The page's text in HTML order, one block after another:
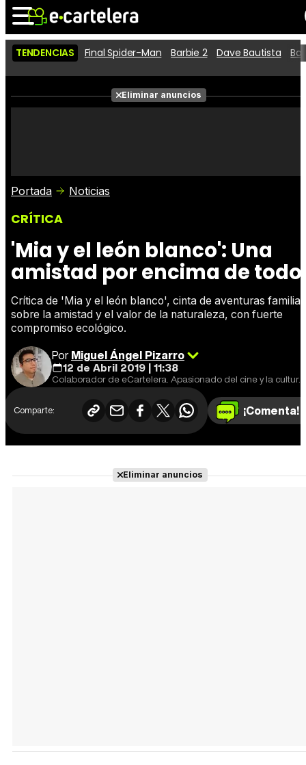
Noticias Cartelera
Películas
Críticas
TENDENCIAS Final Spider-Man Barbie 2 Dave Bautista
Eliminar anuncios
Portada Noticias
CRÍTICA
'Mia y el león blanco': Una
amistad por encima de todo
Crítica de 'Mia y el león blanco', cinta de aventuras familiar
sobre la amistad y el valor de la naturaleza, con fuerte
compromiso ecológico.
PorMiguel Ángel Pizarro
12 de Abril 2019 | 11:38
Colaborador de eCartelera. Apasionado del cine y la cultura en general. Cine europeo y de animación, mi especialidad.
Comparte: ¡Comenta!
Eliminar anuncios